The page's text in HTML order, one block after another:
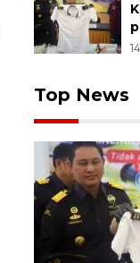
Top News